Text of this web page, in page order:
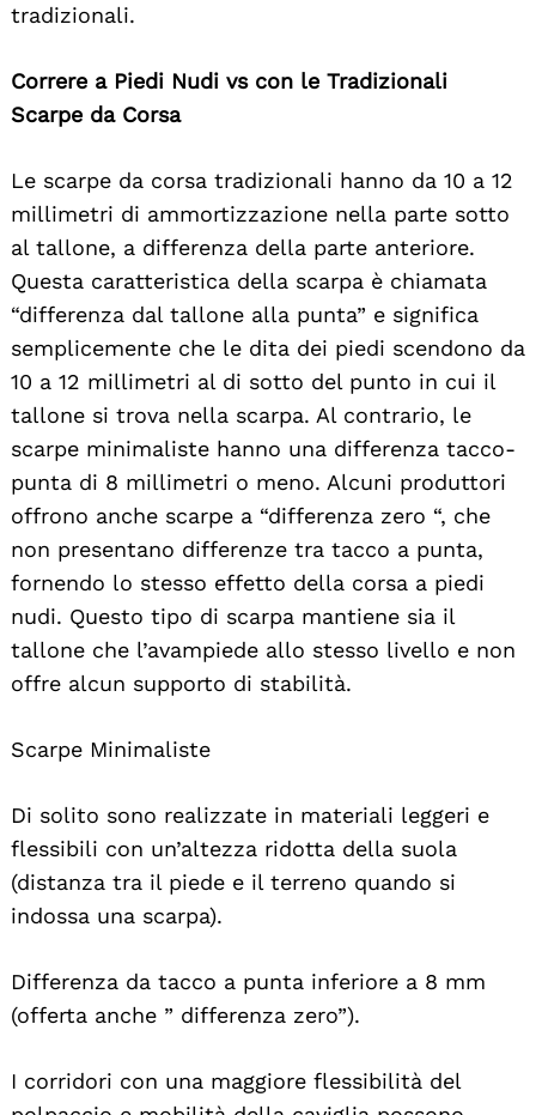
tradizionali.
Correre a Piedi Nudi vs con le Tradizionali
Scarpe da Corsa
Le scarpe da corsa tradizionali hanno da 10 a 12
millimetri di ammortizzazione nella parte sotto
al tallone, a differenza della parte anteriore.
Questa caratteristica della scarpa è chiamata
“differenza dal tallone alla punta” e significa
semplicemente che le dita dei piedi scendono da
10 a 12 millimetri al di sotto del punto in cui il
tallone si trova nella scarpa. Al contrario, le
scarpe minimaliste hanno una differenza tacco-
punta di 8 millimetri o meno. Alcuni produttori
offrono anche scarpe a “differenza zero “, che
non presentano differenze tra tacco a punta,
fornendo lo stesso effetto della corsa a piedi
nudi. Questo tipo di scarpa mantiene sia il
tallone che l’avampiede allo stesso livello e non
offre alcun supporto di stabilità.
Scarpe Minimaliste
Di solito sono realizzate in materiali leggeri e
flessibili con un’altezza ridotta della suola
(distanza tra il piede e il terreno quando si
indossa una scarpa).
Differenza da tacco a punta inferiore a 8 mm
(offerta anche ” differenza zero”).
I corridori con una maggiore flessibilità del